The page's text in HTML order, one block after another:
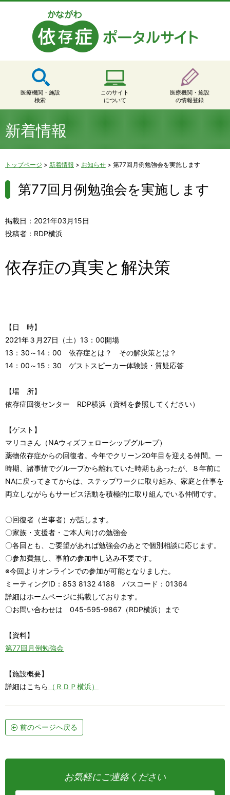
医療機関・施設
検索
このサイト
について
医療機関・施設
の情報登録
新着情報
トップページ > 新着情報 > お知らせ > 第77回月例勉強会を実施します
第77回月例勉強会を実施します
掲載日：2021年03月15日
投稿者：RDP横浜
依存症の真実と解決策
【日 時】
2021年３月27日（土）13：00開場
13：30～14：00 依存症とは？ その解決策とは？
14：00～15：30 ゲストスピーカー体験談・質疑応答
【場 所】
依存症回復センター RDP横浜（資料を参照してください）
【ゲスト】
マリコさん（NAウィズフェローシップグループ）
薬物依存症からの回復者。今年でクリーン20年目を迎える仲間。一
時期、諸事情でグループから離れていた時期もあったが、８年前に
NAに戻ってきてからは、ステップワークに取り組み、家庭と仕事を
両立しながらもサービス活動を積極的に取り組んでいる仲間です。
〇回復者（当事者）が話します。
〇家族・支援者・ご本人向けの勉強会
〇各回とも、ご要望があれば勉強会のあとで個別相談に応じます。
〇参加費無し、事前の参加申し込み不要です。
※今回よりオンラインでの参加が可能となりました。
ミーティングID：853 8132 4188 パスコード：01364
詳細はホームページに掲載しております。
〇お問い合わせは 045-595-9867（RDP横浜）まで
【資料】
第77回月例勉強会
【施設概要】
詳細はこちら
（ＲＤＰ横浜）
前のページへ戻る
お気軽にご連絡ください